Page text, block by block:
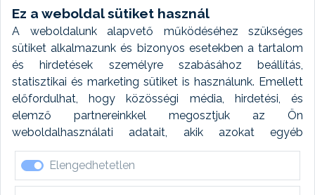
Ez a weboldal sütiket használ
A weboldalunk alapvető működéséhez szükséges
sütiket alkalmazunk és bizonyos esetekben a tartalom
és hirdetések személyre szabásához beállítás,
statisztikai és marketing sütiket is használunk. Emellett
előfordulhat, hogy közösségi média, hirdetési, és
elemző partnereinkkel megosztjuk az Ön
weboldalhasználati adatait, akik azokat egyéb
forrásokból gyűjtött adatokkal kombinálhatják. A sütik
elfogadásával kapcsolatosan naplózást végzünk és
ezen adatokat 6 hónap után automatikusan töröljük. A
Elengedhetetlen
Weboldal modul
Fényképtár extra modul
Autómosó modul
Feladatütemezés